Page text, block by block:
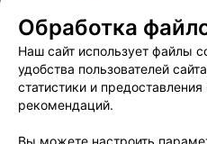
О проекте Новости
Медицинский маркетинг
Пользовательское
Обработка
Наш сайт использует файлы
удобства пользователей
статистики и
рекомендаций.
Вы можете настроить